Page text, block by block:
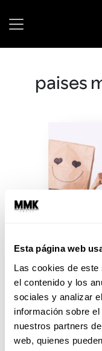
Esta página web
Las cookies de
el contenido y los
sociales y analizar
información sobre
nuestros partners
web, quienes
paises
La
Qué
pleno